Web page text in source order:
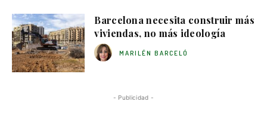
Barcelona necesita construir más
viviendas, no más ideología
MARILÉN BARCELÓ
- Publicidad -